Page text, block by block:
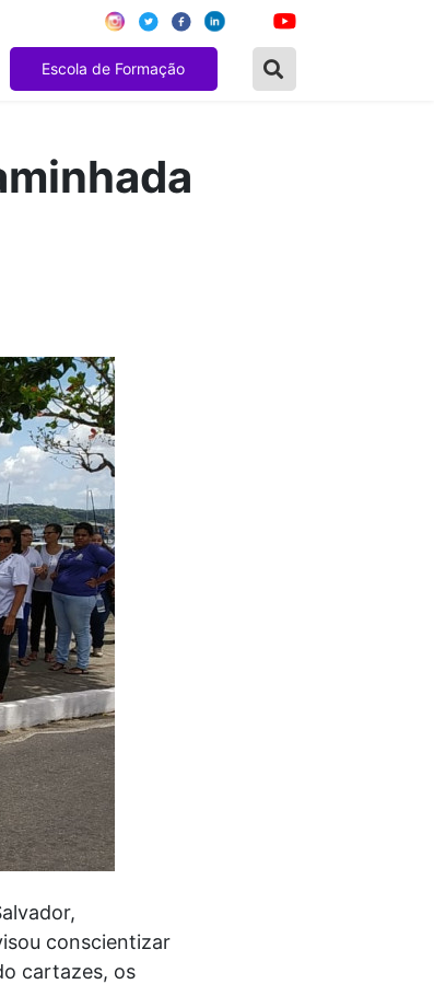
Escola de Formação
conscientizar
cartazes, os